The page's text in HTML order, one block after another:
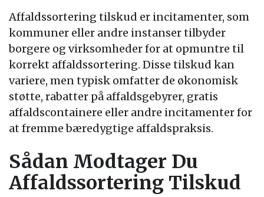
Affaldssortering tilskud er incitamenter, som
kommuner eller andre instanser tilbyder
borgere og virksomheder for at opmuntre til
korrekt affaldssortering. Disse tilskud kan
variere, men typisk omfatter de økonomisk
støtte, rabatter på affaldsgebyrer, gratis
affaldscontainere eller andre incitamenter for
at fremme bæredygtige affaldspraksis.
Sådan Modtager Du
Affaldssortering Tilskud